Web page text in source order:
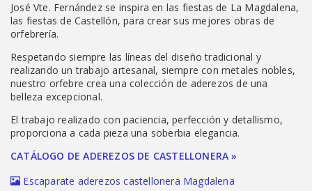
José Vte. Fernández se inspira en las fiestas de La Magdalena,
las fiestas de Castellón, para crear sus mejores obras de
orfebrería.
Respetando siempre las líneas del diseño tradicional y
realizando un trabajo artesanal, siempre con metales nobles,
nuestro orfebre crea una colección de aderezos de una
belleza excepcional.
El trabajo realizado con paciencia, perfección y detallismo,
proporciona a cada pieza una soberbia elegancia.
CATÁLOGO DE ADEREZOS DE CASTELLONERA »
Escaparate aderezos castellonera Magdalena